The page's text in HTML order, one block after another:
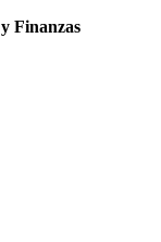
Finanzas